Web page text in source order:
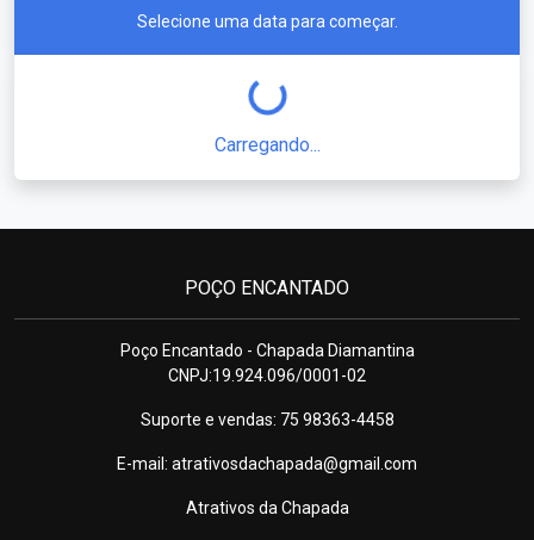
Selecione uma data para começar.
Carregando...
POÇO ENCANTADO
Poço Encantado - Chapada Diamantina
CNPJ:19.924.096/0001-02
Suporte e vendas: 75 98363-4458
E-mail: atrativosdachapada@gmail.com
Atrativos da Chapada